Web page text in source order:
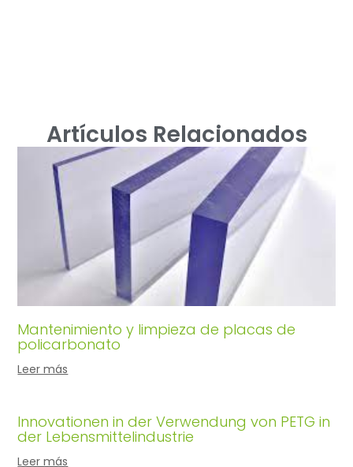
Artículos Relacionados
Mantenimiento y limpieza de placas de
policarbonato
Leer más
Innovationen in der Verwendung von PETG in
der Lebensmittelindustrie
Leer más